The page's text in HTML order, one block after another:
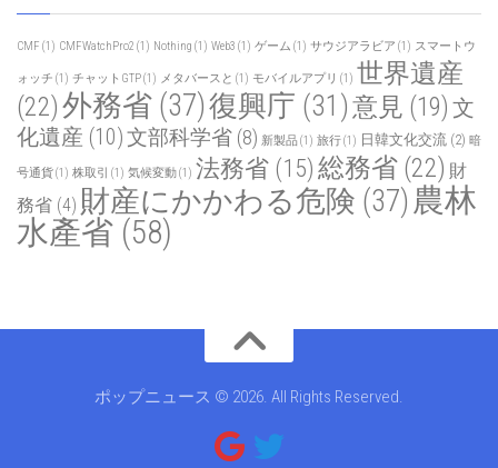
CMF (1) CMFWatchPro2 (1) Nothing (1) Web3 (1) ゲーム (1) サウジアラビア (1) スマートウ
ォッチ (1) チャットGTP(1) メタバースと (1) モバイルアプリ (1) 世界遺産
(22)外務省 (37)復興庁 (31)意見 (19) 文
化遺産 (10)文部科学省 (8) 新製品(1) 旅行(1) 日韓文化交流 (2) 暗
号通貨(1) 株取引 (1) 気候変動(1) 法務省 (15) 総務省 (22) 財
務省 (4) 財産にかかわる危険 (37) 農林
水產省 (58)
ポップニュース © 2026. All Rights Reserved.